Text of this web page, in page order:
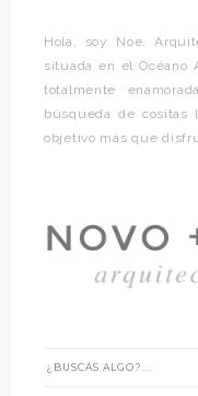
Hola, soy Noe.
situada en el Océano
totalmente
búsqueda de cositas
objetivo más que